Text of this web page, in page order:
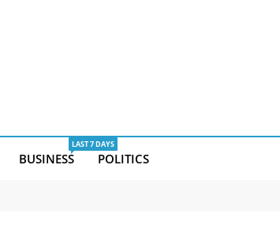
BUSINESS
LAST 7 DAYS
POLITICS